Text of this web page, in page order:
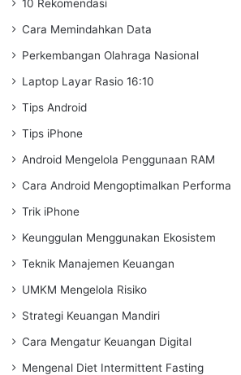
10 Rekomendasi
Cara Memindahkan Data
Perkembangan Olahraga Nasional
Laptop Layar Rasio 16:10
Tips Android
Tips iPhone
Android Mengelola Penggunaan RAM
Cara Android Mengoptimalkan Performa
Trik iPhone
Keunggulan Menggunakan Ekosistem
Teknik Manajemen Keuangan
UMKM Mengelola Risiko
Strategi Keuangan Mandiri
Cara Mengatur Keuangan Digital
Mengenal Diet Intermittent Fasting